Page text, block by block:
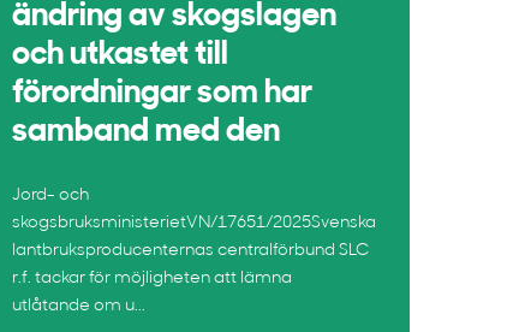
ändring av skogslagen
och utkastet till
förordningar som har
samband med den
Jord- och
skogsbruksministerietVN/17651/2025Svenska
lantbruksproducenternas centralförbund SLC
r.f. tackar för möjligheten att lämna
utlåtande om u...